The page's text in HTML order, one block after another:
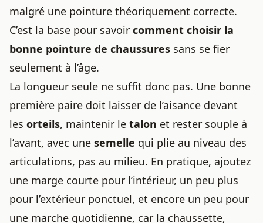
malgré une pointure théoriquement correcte.
C’est la base pour savoir comment choisir la
bonne pointure de chaussures sans se fier
seulement à l’âge.
La longueur seule ne suffit donc pas. Une bonne
première paire doit laisser de l’aisance devant
les orteils, maintenir le talon et rester souple à
l’avant, avec une semelle qui plie au niveau des
articulations, pas au milieu. En pratique, ajoutez
une marge courte pour l’intérieur, un peu plus
pour l’extérieur ponctuel, et encore un peu pour
une marche quotidienne, car la chaussette,